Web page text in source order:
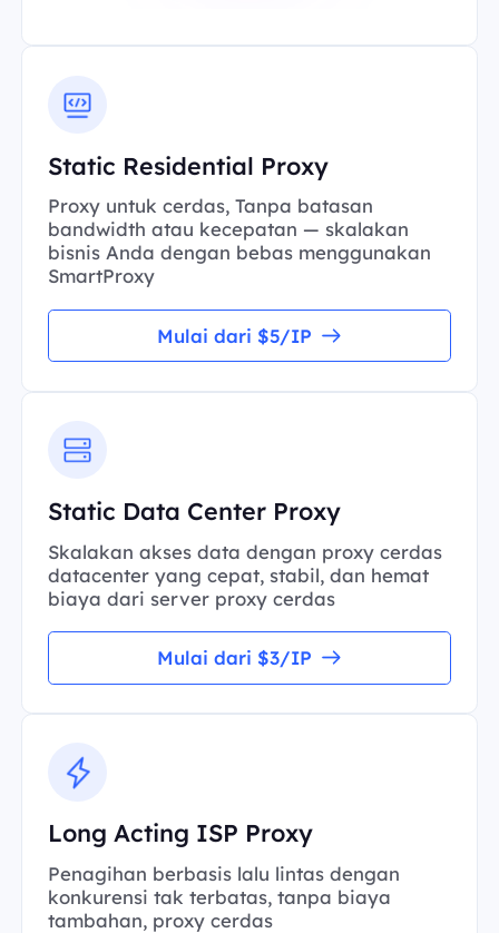
Static Residential Proxy
Proxy untuk cerdas, Tanpa batasan
bandwidth atau kecepatan — skalakan
bisnis Anda dengan bebas menggunakan
SmartProxy
Mulai dari $5/IP
Static Data Center Proxy
Skalakan akses data dengan proxy cerdas
datacenter yang cepat, stabil, dan hemat
biaya dari server proxy cerdas
Mulai dari $3/IP
Long Acting ISP Proxy
Penagihan berbasis lalu lintas dengan
konkurensi tak terbatas, tanpa biaya
tambahan, proxy cerdas